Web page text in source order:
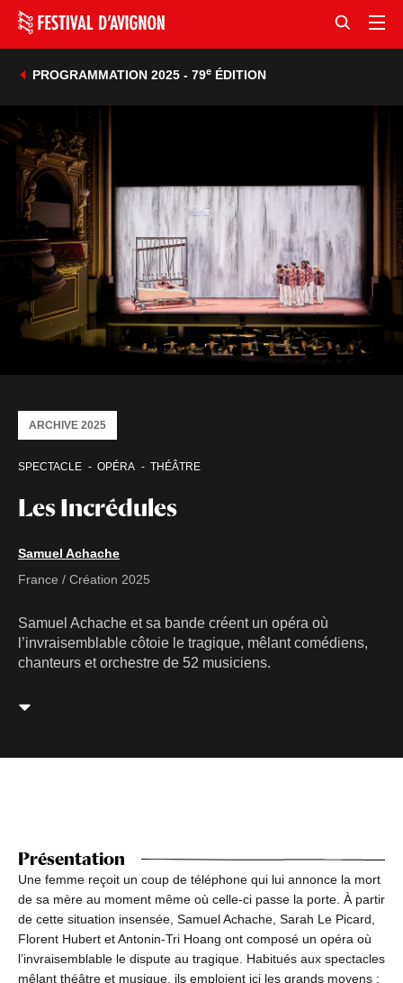
PROGRAMMATION 2025 - 79eÉDITION
Les Incrédules
SPECTACLE OPÉRA THÉÂTRE
ARCHIVE 2025
Samuel Achache
France / Création 2025
Samuel Achache et sa bande créent un opéra où
l’invraisemblable côtoie le tragique, mêlant comédiens,
chanteurs et orchestre de 52 musiciens.
Présentation
Une femme reçoit un coup de téléphone qui lui annonce la mort
de sa mère au moment même où celle-ci passe la porte. À partir
de cette situation insensée, Samuel Achache, Sarah Le Picard,
Florent Hubert et Antonin-Tri Hoang ont composé un opéra où
l’invraisemblable le dispute au tragique. Habitués aux spectacles
mêlant théâtre et musique, ils emploient ici les grands moyens :